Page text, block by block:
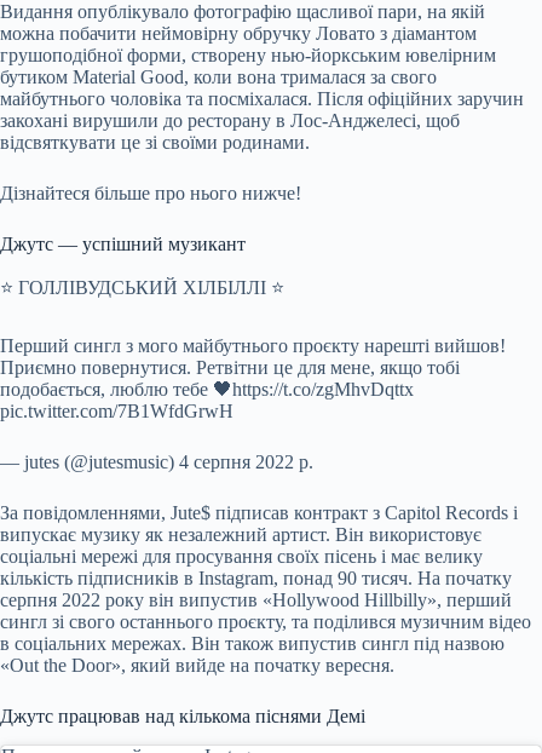
Видання опублікувало фотографію щасливої пари, на якій
можна побачити неймовірну обручку Ловато з діамантом
грушоподібної форми, створену нью-йоркським ювелірним
бутиком Material Good, коли вона трималася за свого
майбутнього чоловіка та посміхалася. Після офіційних заручин
закохані вирушили до ресторану в Лос-Анджелесі, щоб
відсвяткувати це зі своїми родинами.
Дізнайтеся більше про нього нижче!
Джутс — успішний музикант
⭐️ ГОЛЛІВУДСЬКИЙ ХІЛБІЛЛІ ⭐️
Перший сингл з мого майбутнього проєкту нарешті вийшов!
Приємно повернутися. Ретвітни це для мене, якщо тобі
подобається, люблю тебе 🖤https://t.co/zgMhvDqttx
pic.twitter.com/7B1WfdGrwH
— jutes (@jutesmusic) 4 серпня 2022 р.
За повідомленнями, Jute$ підписав контракт з Capitol Records і
випускає музику як незалежний артист. Він використовує
соціальні мережі для просування своїх пісень і має велику
кількість підписників в Instagram, понад 90 тисяч. На початку
серпня 2022 року він випустив «Hollywood Hillbilly», перший
сингл зі свого останнього проєкту, та поділився музичним відео
в соціальних мережах. Він також випустив сингл під назвою
«Out the Door», який вийде на початку вересня.
Джутс працював над кількома піснями Демі